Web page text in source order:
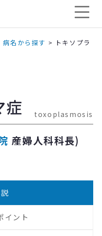
病名から探す > トキソプラ
症 toxoplasmosis
産婦人科科長)
イント